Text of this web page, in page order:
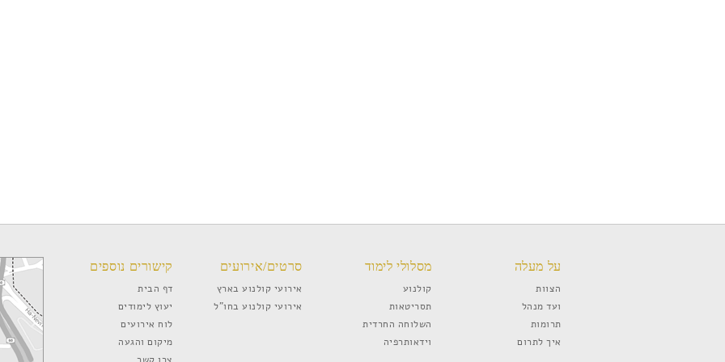
על מעלה
הצוות
ועד מנהל
תרומות
איך לתרום
מסלולי לימוד
קולנוע
תסריטאות
השלוחה החרדית
וידאותרפיה
סרטים/אירועים
אירועי קולנוע בארץ
אירועי קולנוע בחו”ל
קישורים נוספים
דף הבית
יעוץ לימודים
לוח אירועים
מיקום והגעה
צרו קשר